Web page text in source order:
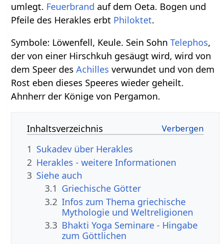
umlegt. Feuerbrand auf dem Oeta. Bogen und
Pfeile des Herakles erbt Philoktet.
Symbole: Löwenfell, Keule. Sein SohnTelephos,
der von einer Hirschkuh gesäugt wird, wird von
dem Speer desAchilles verwundet und von dem
Rost eben dieses Speeres wieder geheilt.
Ahnherr der Könige von Pergamon.
Inhaltsverzeichnis
1 Sukadev über Herakles
2 Herakles - weitere Informationen
3 Siehe auch
3.1 Griechische Götter
3.2 Infos zum Thema griechische
Mythologie und Weltreligionen
3.3 Bhakti Yoga Seminare - Hingabe
zum Göttlichen